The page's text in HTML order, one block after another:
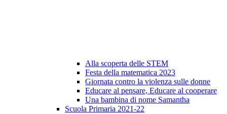
Alla scoperta delle STEM
Festa della matematica 2023
Giornata contro la violenza sulle donne
Educare al pensare, Educare al cooperare
Una bambina di nome Samantha
Scuola Primaria 2021-22